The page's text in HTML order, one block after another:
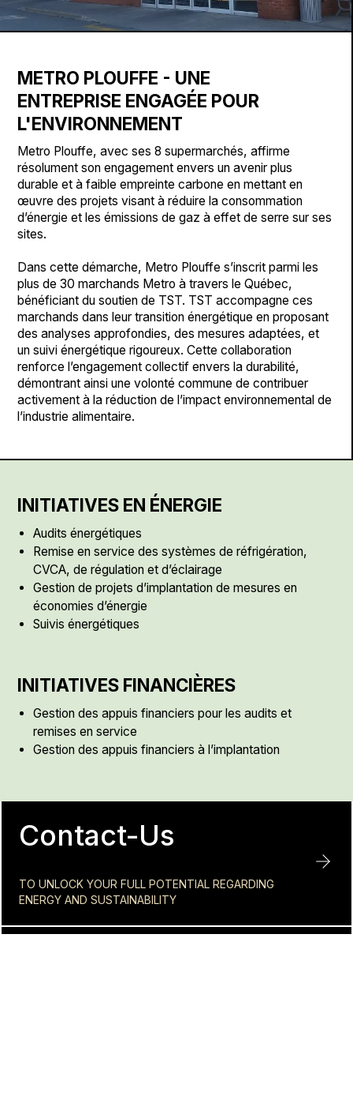
METRO PLOUFFE - UNE
ENTREPRISE ENGAGÉE POUR
L'ENVIRONNEMENT
Metro Plouffe, avec ses 8 supermarchés, affirme
résolument son engagement envers un avenir plus
durable et à faible empreinte carbone en mettant en
œuvre des projets visant à réduire la consommation
d’énergie et les émissions de gaz à effet de serre sur ses
sites.
Dans cette démarche, Metro Plouffe s’inscrit parmi les
plus de 30 marchands Metro à travers le Québec,
bénéficiant du soutien de TST. TST accompagne ces
marchands dans leur transition énergétique en proposant
des analyses approfondies, des mesures adaptées, et
un suivi énergétique rigoureux. Cette collaboration
renforce l’engagement collectif envers la durabilité,
démontrant ainsi une volonté commune de contribuer
activement à la réduction de l’impact environnemental de
l’industrie alimentaire.
INITIATIVES EN ÉNERGIE
Audits énergétiques
Remise en service des systèmes de réfrigération,
CVCA, de régulation et d’éclairage
Gestion de projets d’implantation de mesures en
économies d’énergie
Suivis énergétiques
INITIATIVES FINANCIÈRES
Gestion des appuis financiers pour les audits et
remises en service
Gestion des appuis financiers à l’implantation
Contact-Us
TO UNLOCK YOUR FULL POTENTIAL REGARDING
ENERGY AND SUSTAINABILITY